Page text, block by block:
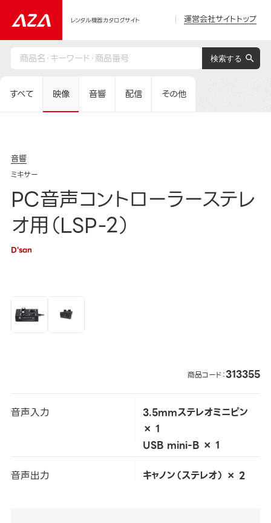
レンタル機器カタログサイト 運営会社サイトトップ
すべて 映像 音響 配信 その他
音響
ミキサー
PC音声コントローラーステレ
オ用（LSP-2）
D'san
商品コード：313355
音声入力
3.5mmステレオミニピン
× 1
USB mini-B × 1
音声出力
キャノン（ステレオ） × 2